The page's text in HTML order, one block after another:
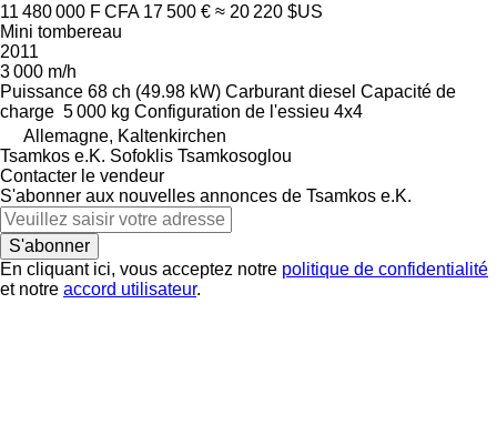
11 480 000 F CFA 17 500 € ≈ 20 220 $US
Mini tombereau
2011
3 000 m/h
Puissance 68 ch (49.98 kW) Carburant diesel Capacité de
charge 5 000 kg Configuration de l'essieu 4x4
Allemagne, Kaltenkirchen
Tsamkos e.K. Sofoklis Tsamkosoglou
Contacter le vendeur
S'abonner aux nouvelles annonces de Tsamkos e.K.
S'abonner
En cliquant ici, vous acceptez notre politique de confidentialité
et notre accord utilisateur.